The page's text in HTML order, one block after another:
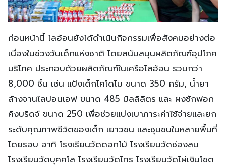
ก่อนหน้านี้ ไลอ้อนยังได้ดำเนินกิจกรรมเพื่อสังคมอย่างต่อ
เนื่องในช่วงวันเด็กแห่งชาติ โดยสนับสนุนผลิตภัณฑ์อุปโภค
บริโภค ประกอบด้วยผลิตภัณฑ์ในเครือไลอ้อน รวมกว่า
8,000 ชิ้น เช่น แป้งเด็กโคโดโม ขนาด 350 กรัม, น้ำยา
ล้างจานไลปอนเอฟ ขนาด 485 มิลลิลิตร และ ผงซักฟอก
คิงบริดจ์ ขนาด 250 เพื่อช่วยแบ่งเบาภาระค่าใช้จ่ายและยก
ระดับคุณภาพชีวิตของเด็ก เยาวชน และชุมชนในหลายพื้นที่
โดยรอบ อาทิ โรงเรียนวัดดอกไม้ โรงเรียนวัดช่องลม
โรงเรียนวัดบุคคโล โรงเรียนวัดไทร โรงเรียนวัดไผ่เงินโชต